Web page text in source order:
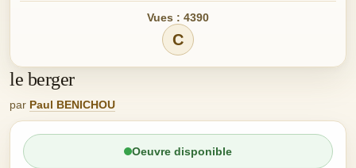
Vues : 4390
C
le berger
par Paul BENICHOU
Oeuvre disponible